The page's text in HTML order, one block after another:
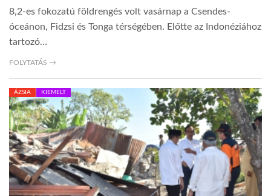
LINKTR.EE
GLOBOZSARU
DOBRAVERO.HU
LATIMO.HU
8,2-es fokozatú földrengés volt vasárnap a Csendes-
óceánon, Fidzsi és Tonga térségében. Előtte az Indonéziához
tartozó…
FOLYTATÁS →
ÁZSIA KIEMELT